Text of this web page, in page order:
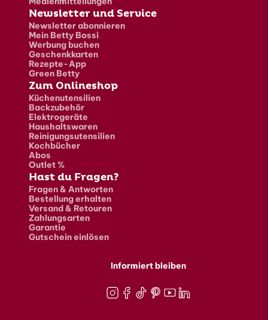
Newsletter und Service
Newsletter abonnieren
Mein Betty Bossi
Werbung buchen
Geschenkkarten
Rezepte-App
Green Betty
Zum Onlineshop
Küchenutensilien
Backzubehör
Elektrogeräte
Haushaltswaren
Reinigungsutensilien
Kochbücher
Abos
Outlet %
Hast du Fragen?
Fragen & Antworten
Bestellung erhalten
Versand & Retouren
Zahlungsarten
Garantie
Gutschein einlösen
Informiert bleiben